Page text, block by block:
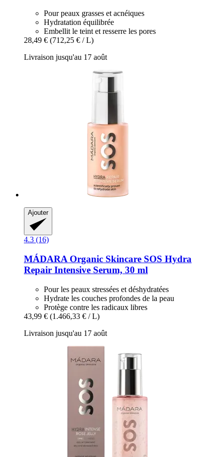
Pour peaux grasses et acnéiques
Hydratation équilibrée
Embellit le teint et resserre les pores
28,49 € (712,25 € / L)
Livraison jusqu'au 17 août
Ajouter
4.3 (16)
MÁDARA Organic Skincare SOS Hydra
Repair Intensive Serum, 30 ml
Pour les peaux stressées et déshydratées
Hydrate les couches profondes de la peau
Protège contre les radicaux libres
43,99 € (1.466,33 € / L)
Livraison jusqu'au 17 août